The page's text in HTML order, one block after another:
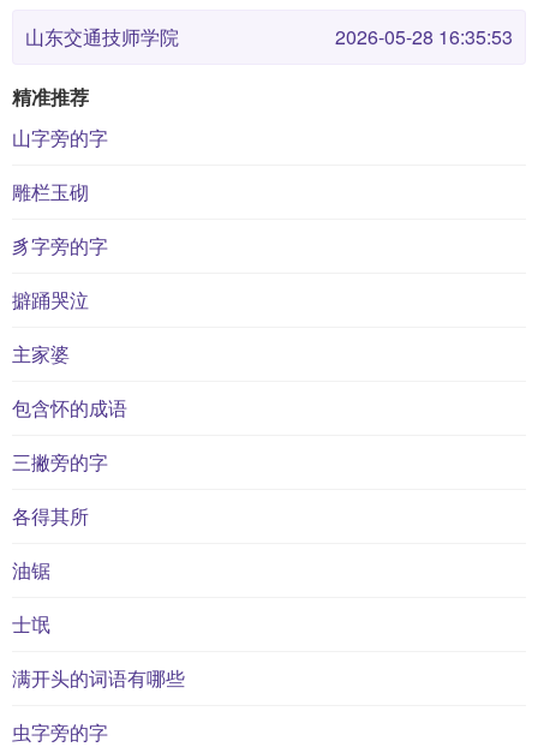
山东交通技师学院 2026-05-28 16:35:53
精准推荐
山字旁的字
雕栏玉砌
豸字旁的字
擗踊哭泣
主家婆
包含怀的成语
三撇旁的字
各得其所
油锯
士氓
满开头的词语有哪些
虫字旁的字